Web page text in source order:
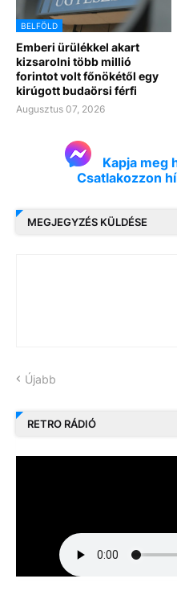
BELFÖLD
Emberi ürülékkel akart
kizsarolni több millió
forintot volt főnökétől egy
kirúgott budaörsi férfi
Augusztus 07, 2026
Kapja meg
Csatlakozzon
MEGJEGYZÉS KÜLDÉSE
Újabb
RETRO RÁDIÓ